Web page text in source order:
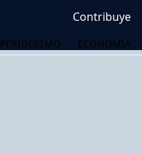
Contribuye
PERIODISMO ECONOMÍA